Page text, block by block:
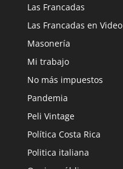
Las Francadas
Las Francadas en Video
Masonería
Mi trabajo
No más impuestos
Pandemia
Peli Vintage
Política Costa Rica
Politica italiana